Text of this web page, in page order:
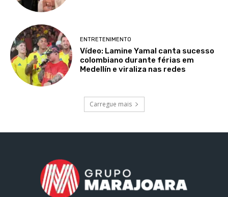
ENTRETENIMENTO
Vídeo: Lamine Yamal canta sucesso
colombiano durante férias em
Medellín e viraliza nas redes
Carregue mais